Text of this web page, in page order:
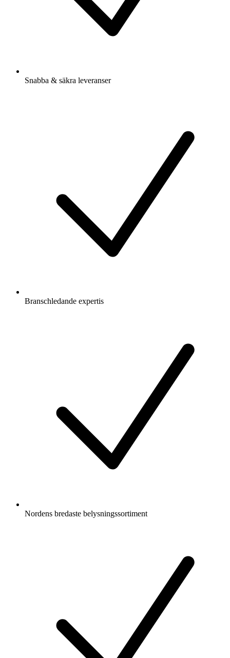
Snabba & säkra leveranser
Branschledande expertis
Nordens bredaste belysningssortiment